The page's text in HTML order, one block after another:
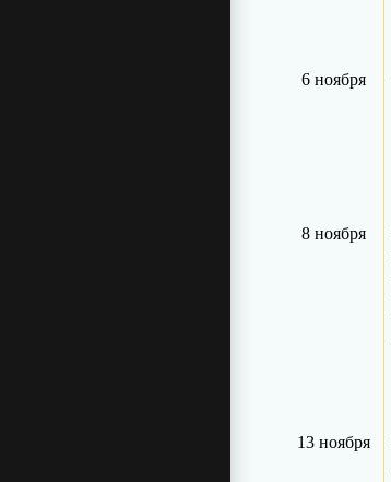
6 ноября
8 ноября
13 ноября